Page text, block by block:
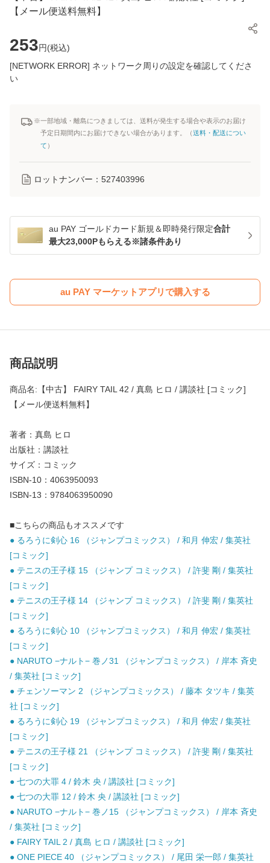
【メール便送料無料】
253円(税込)
[NETWORK ERROR] ネットワーク周りの設定を確認してくださ
い
※一部地域・離島につきましては、送料が発生する場合や表示のお届け
予定日期間内にお届けできない場合があります。（送料・配送につい
て ）
ロットナンバー： 527403996
au PAY ゴールドカード新規＆即時発行限定合計
最大23,000Pもらえる※諸条件あり
au PAY マーケットアプリで購入する
商品説明
商品名:【中古】 FAIRY TAIL 42 / 真島 ヒロ / 講談社 [コミック]
【メール便送料無料】
著者：真島 ヒロ
出版社：講談社
サイズ：コミック
ISBN-10：4063950093
ISBN-13：9784063950090
■こちらの商品もオススメです
● るろうに剣心 16 （ジャンプコミックス） / 和月 伸宏 / 集英社
[コミック]
● テニスの王子様 15 （ジャンプ コミックス） / 許斐 剛 / 集英社
[コミック]
● テニスの王子様 14 （ジャンプ コミックス） / 許斐 剛 / 集英社
[コミック]
● るろうに剣心 10 （ジャンプコミックス） / 和月 伸宏 / 集英社
[コミック]
● NARUTO −ナルト− 巻ノ31 （ジャンプコミックス） / 岸本 斉史
/ 集英社 [コミック]
● チェンソーマン 2 （ジャンプコミックス） / 藤本 タツキ / 集英
社 [コミック]
● るろうに剣心 19 （ジャンプコミックス） / 和月 伸宏 / 集英社
[コミック]
● テニスの王子様 21 （ジャンプ コミックス） / 許斐 剛 / 集英社
[コミック]
● 七つの大罪 4 / 鈴木 央 / 講談社 [コミック]
● 七つの大罪 12 / 鈴木 央 / 講談社 [コミック]
● NARUTO −ナルト− 巻ノ15 （ジャンプコミックス） / 岸本 斉史
/ 集英社 [コミック]
● FAIRY TAIL 2 / 真島 ヒロ / 講談社 [コミック]
● ONE PIECE 40 （ジャンプコミックス） / 尾田 栄一郎 / 集英社